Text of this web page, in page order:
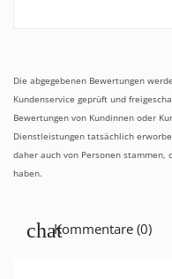
Die abgegebenen Bewertungen
Kundenservice geprüft und
Bewertungen von Kundinnen oder
Dienstleistungen tatsächlich
daher auch von Personen
haben.
Kommentare (0)